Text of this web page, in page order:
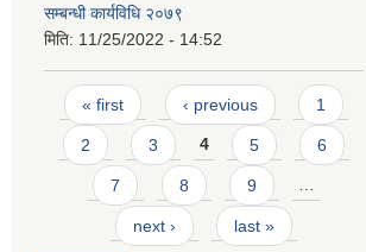
सम्बन्धी कार्यविधि २०७९
मिति: 11/25/2022 - 14:52
Pages
« first ‹ previous 1
2 3 4 5 6
7 8 9 …
next › last »